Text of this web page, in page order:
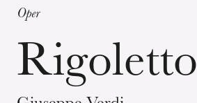
Oper
Rigoletto